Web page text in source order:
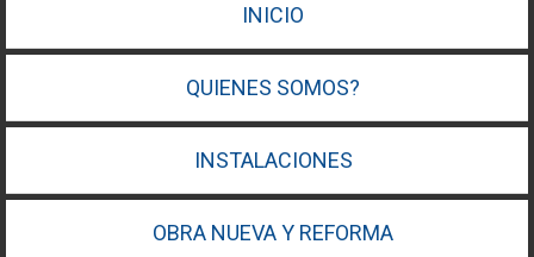
INICIO
QUIENES SOMOS?
INSTALACIONES
OBRA NUEVA Y REFORMA